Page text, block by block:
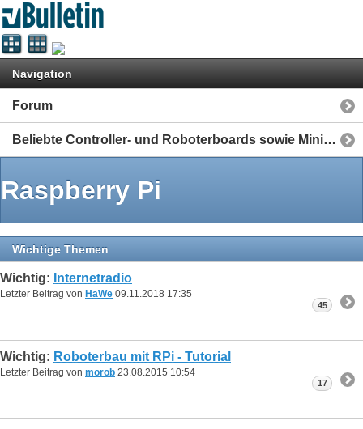
Navigation
Forum
Beliebte Controller- und Roboterboards sowie Mini-Computer
Raspberry Pi
Wichtige Themen
Wichtig: Internetradio
Letzter Beitrag von HaWe 09.11.2018 17:35
45
Wichtig: Roboterbau mit RPi - Tutorial
Letzter Beitrag von morob 23.08.2015 10:54
17